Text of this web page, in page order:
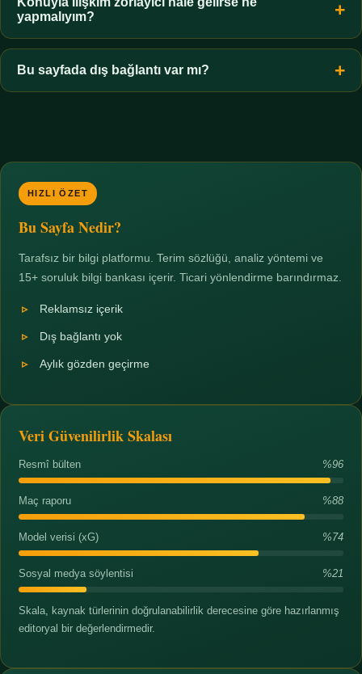
zorunluluktur.
yapmalıyım?
Zaman sınırı koyun, harcadığınız süreyi ölçün ve gerekirse
profesyonel destek alın. Türkiye'de ücretsiz danışma hatları
mevcuttur; yardım istemek güçlü bir adımdır.
Bu sayfada dış bağlantı var mı?
HIZLI ÖZET
Bu Sayfa Nedir?
Tarafsız bir bilgi platformu. Terim sözlüğü, analiz yöntemi ve
15+ soruluk bilgi bankası içerir. Ticari yönlendirme barındırmaz.
Reklamsız içerik
Dış bağlantı yok
Aylık gözden geçirme
Veri Güvenilirlik Skalası
Resmî bülten %96
Maç raporu %88
Model verisi (xG) %74
Sosyal medya söylentisi %21
Skala, kaynak türlerinin doğrulanabilirlik derecesine göre hazırlanmış
editoryal bir değerlendirmedir.